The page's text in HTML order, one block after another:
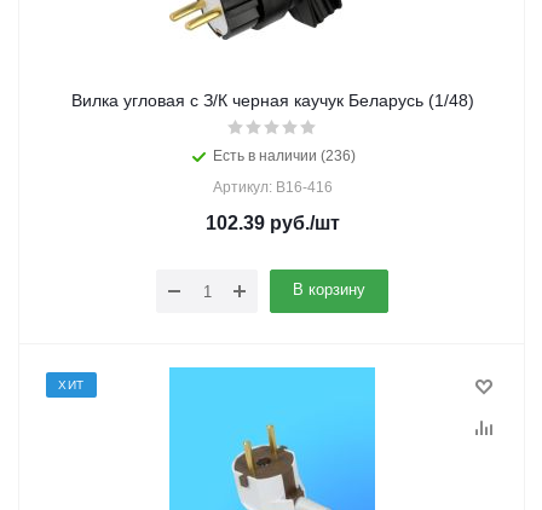
Вилка угловая с З/К черная каучук Беларусь (1/48)
Есть в наличии (236)
Артикул: В16-416
102.39руб./шт
В корзину
ХИТ